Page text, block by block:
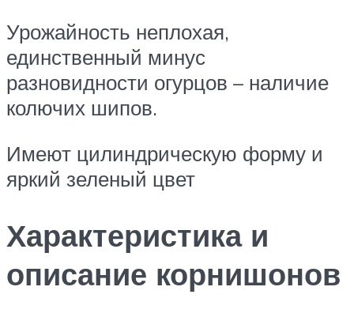
Урожайность неплохая,
единственный минус
разновидности огурцов – наличие
колючих шипов.
Имеют цилиндрическую форму и
яркий зеленый цвет
Характеристика и
описание корнишонов